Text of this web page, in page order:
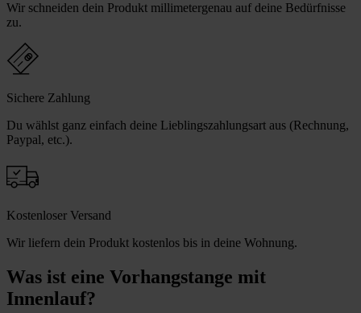
Wir schneiden dein Produkt millimetergenau auf deine Bedürfnisse
zu.
Sichere Zahlung
Du wählst ganz einfach deine Lieblingszahlungsart aus (Rechnung,
Paypal, etc.).
Kostenloser Versand
Wir liefern dein Produkt kostenlos bis in deine Wohnung.
Was ist eine Vorhangstange mit
Innenlauf?